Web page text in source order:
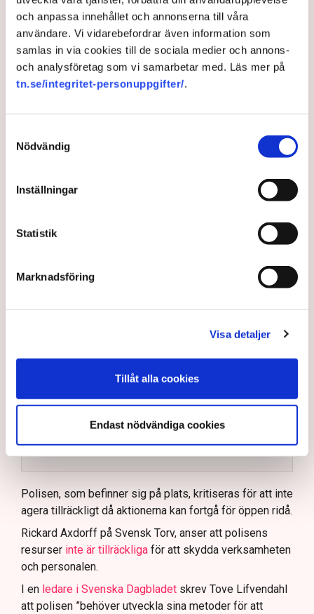
och anpassa innehållet och annonserna till våra
användare. Vi vidarebefordrar även information som
samlas in via cookies till de sociala medier och annons-
och analysföretag som vi samarbetar med. Läs mer på
tn.se/integritet-personuppgifter/.
Nödvändig
Inställningar
Statistik
Marknadsföring
Visa detaljer
Tillåt alla cookies
Endast nödvändiga cookies
både avvisanden, avlägsnanden och
gripanden”, säger Anna-Lena Mann,
polisinspektör i region Väst, till TN.
Torvtäkten i Grimsås i Tranemo kommun har sedan 28
Neovas maskiner
Aktivisterna klättrar upp på
maskiner – polisen kan inte
avvisa dem: ”Upptrappning
Torvtäkten i Grimsås har stoppats av aktivister
agerande på plats.
40 personer misstänks med cirka 120
brottsmisstankar kopplade.
Polisen använder drönare och uniformerad polis
för att dokumentera bevis.
Samtidigt är polisarbetet komplext när det gäller
att navigera juridiska rättigheter och gränser.
Polisen, som befinner sig på plats, kritiseras för att inte
agera tillräckligt då aktionerna kan fortgå för öppen ridå.
Rickard Axdorff på Svensk Torv, anser att polisens
resurser inte är tillräckliga för att skydda verksamheten
och personalen.
I en ledare i Svenska Dagbladet skrev Tove Lifvendahl
att polisen ”behöver utveckla sina metoder för att